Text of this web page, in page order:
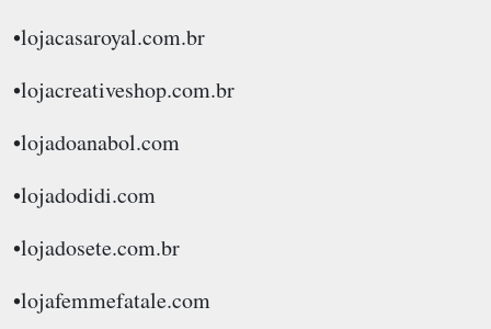
•lojacasaroyal.com.br
•lojacreativeshop.com.br
•lojadoanabol.com
•lojadodidi.com
•lojadosete.com.br
•lojafemmefatale.com